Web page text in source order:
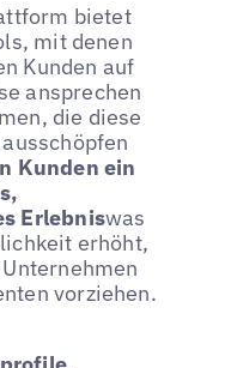
bietet
mit denen
Kunden auf
ansprechen
die diese
Kunden ein
Erlebniswas
erhöht,
vorziehen.